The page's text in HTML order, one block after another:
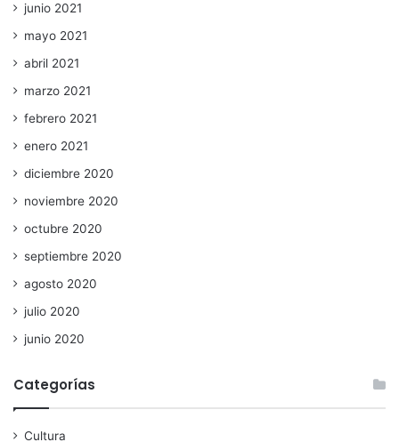
junio 2021
mayo 2021
abril 2021
marzo 2021
febrero 2021
enero 2021
diciembre 2020
noviembre 2020
octubre 2020
septiembre 2020
agosto 2020
julio 2020
junio 2020
Categorías
Cultura